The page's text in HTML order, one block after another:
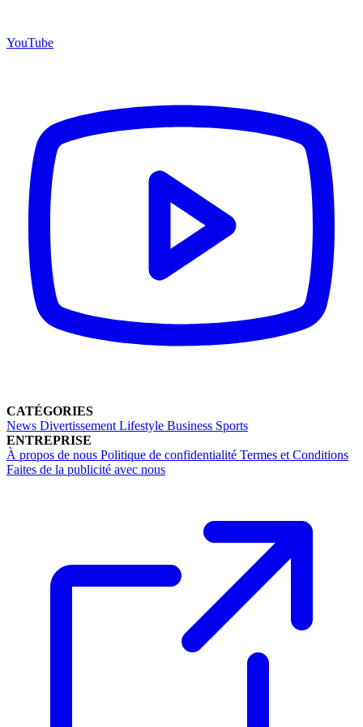
YouTube
CATÉGORIES
News Divertissement Lifestyle Business Sports
ENTREPRISE
À propos de nous Politique de confidentialité Termes et Conditions
Faites de la publicité avec nous